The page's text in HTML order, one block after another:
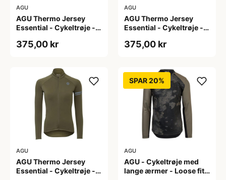
AGU
AGU Thermo Jersey
Essential - Cykeltrøje -
S
375,00 kr
AGU
AGU Thermo Jersey
Essential - Cykeltrøje -
XL
375,00 kr
AGU
AGU Thermo Jersey
Essential - Cykeltrøje -
SPAR 20%
AGU
AGU - Cykeltrøje med
lange ærmer - Loose fit -